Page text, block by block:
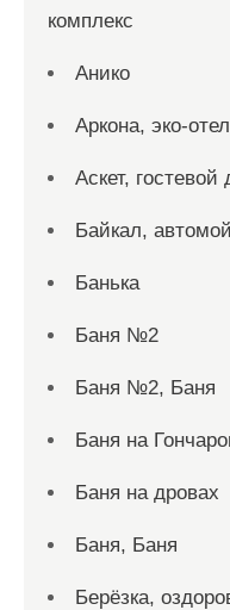
комплекс
Анико
Аркона, эко-
Аскет, гостевой
Байкал,
Банька
Баня №2
Баня №2, Баня
Баня на
Баня на дровах
Баня, Баня
Берёзка,